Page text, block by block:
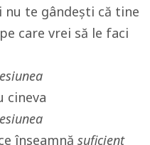
te gândești că tine
care vrei să le faci
cineva
înseamnă suficient